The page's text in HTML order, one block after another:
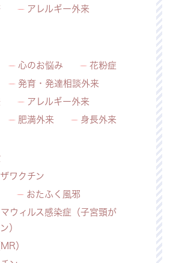
アレルギー外来
心のお悩み
花粉症
発育・発達相談外来
アレルギー外来
肥満外来 身長外来
ワクチン
おたふく風邪
ウィルス感染症（子宮頸が
）
）